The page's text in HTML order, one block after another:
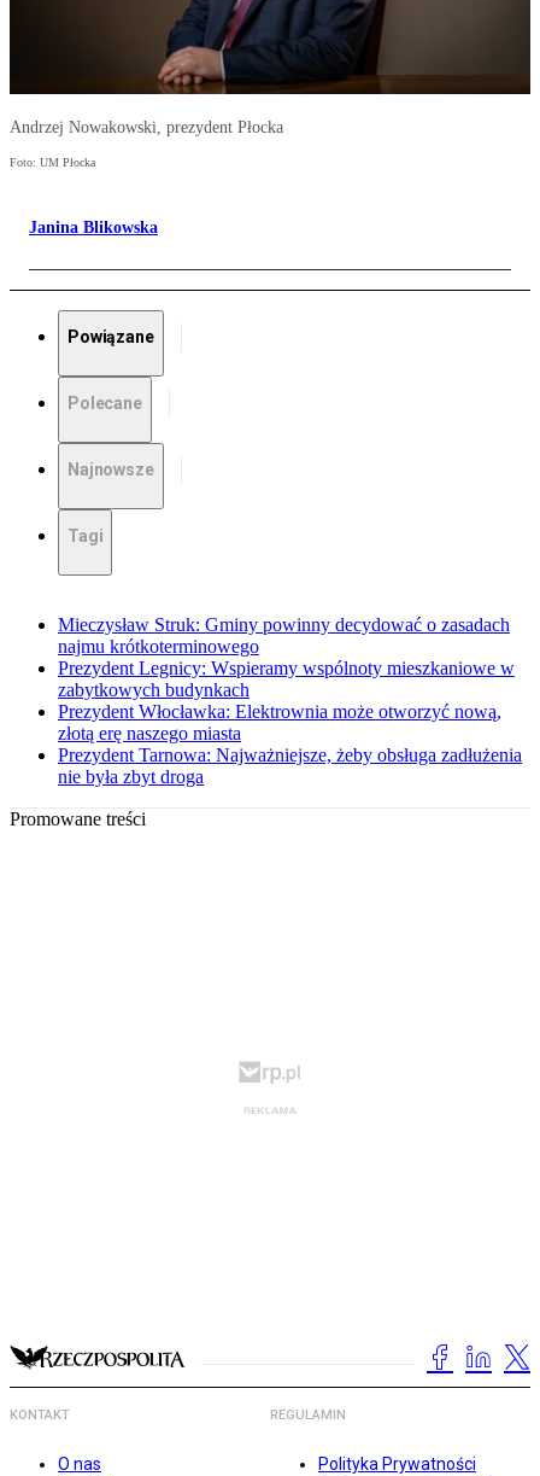
Andrzej Nowakowski, prezydent Płocka
Foto: UM Płocka
Janina Blikowska
Powiązane
Polecane
Najnowsze
Tagi
Mieczysław Struk: Gminy powinny decydować o zasadach
najmu krótkoterminowego
Prezydent Legnicy: Wspieramy wspólnoty mieszkaniowe w
zabytkowych budynkach
Prezydent Włocławka: Elektrownia może otworzyć nową,
złotą erę naszego miasta
Prezydent Tarnowa: Najważniejsze, żeby obsługa zadłużenia
nie była zbyt droga
Promowane treści
KONTAKT
O nas
REGULAMIN
Polityka Prywatności